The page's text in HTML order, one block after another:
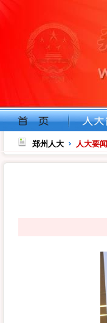
郑州人大 人大要闻